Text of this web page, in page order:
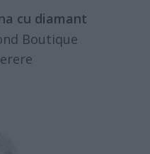
cu diamant
Boutique